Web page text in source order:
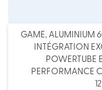
GAME, ALUMINIUM
INTÉGRATION
POWERTUBE
PERFORMANCE